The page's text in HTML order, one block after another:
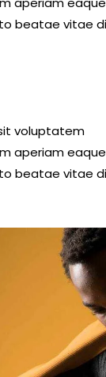
beatae vitae
voluptatem
aperiam
beatae vitae